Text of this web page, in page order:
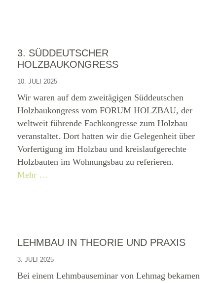
3. SÜDDEUTSCHER
HOLZBAUKONGRESS
10. JULI 2025
Wir waren auf dem zweitägigen Süddeutschen
Holzbaukongress vom FORUM HOLZBAU, der
weltweit führende Fachkongresse zum Holzbau
veranstaltet. Dort hatten wir die Gelegenheit über
Vorfertigung im Holzbau und kreislaufgerechte
Holzbauten im Wohnungsbau zu referieren.
Mehr …
LEHMBAU IN THEORIE UND PRAXIS
3. JULI 2025
Bei einem Lehmbauseminar von Lehmag bekamen